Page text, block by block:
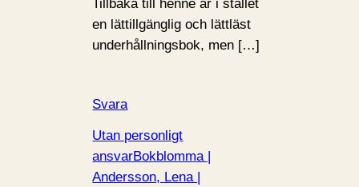
Tillbaka till henne är i stället
en lättillgänglig och lättläst
underhållningsbok, men […]
Svara
Utan personligt
ansvarBokblomma |
Andersson, Lena |